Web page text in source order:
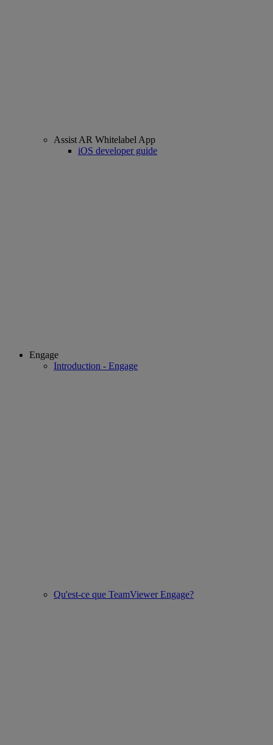
Assist AR Whitelabel App
iOS developer guide
Engage
Introduction - Engage
Qu'est-ce que TeamViewer Engage?